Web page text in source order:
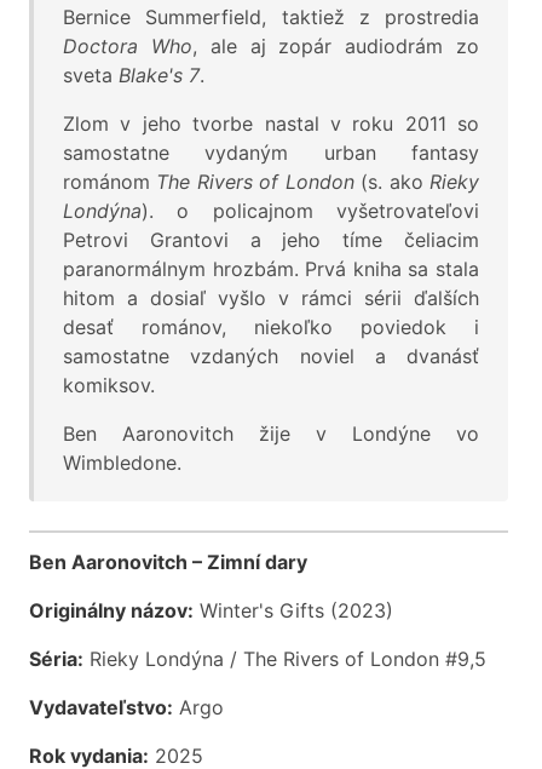
Bernice Summerfield, taktiež z prostredia
Doctora Who, ale aj zopár audiodrám zo
sveta Blake's 7.
Zlom v jeho tvorbe nastal v roku 2011 so
samostatne vydaným urban fantasy
románom The Rivers of London(s. ako Rieky
Londýna). o policajnom vyšetrovateľovi
Petrovi Grantovi a jeho tíme čeliacim
paranormálnym hrozbám. Prvá kniha sa stala
hitom a dosiaľ vyšlo v rámci sérii ďalších
desať románov, niekoľko poviedok i
samostatne vzdaných noviel a dvanásť
komiksov.
Ben Aaronovitch žije v Londýne vo
Wimbledone.
Ben Aaronovitch – Zimní dary
Originálny názov: Winter's Gifts (2023)
Séria: Rieky Londýna / The Rivers of London #9,5
Vydavateľstvo: Argo
Rok vydania: 2025